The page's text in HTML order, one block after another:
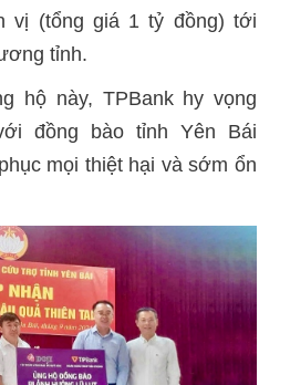
vị (tổng giá 1 tỷ đồng) tới
tỉnh.
hộ này, TPBank hy vọng
đồng bào tỉnh Yên Bái
mọi thiệt hại và sớm ổn